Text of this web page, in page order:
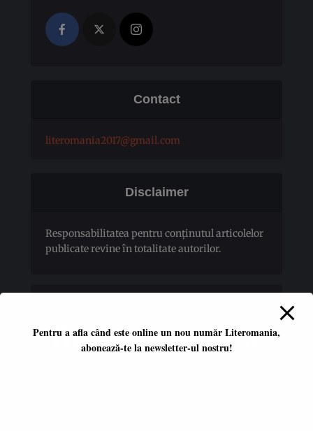
Contact
literomania2017@gmail.com
Disclaimer
Responsabilitatea pentru conţinutul articolelor
publicate revine în totalitate autorilor.
Pentru a afla când este online un nou număr Literomania,
abonează-te la newsletter-ul nostru!